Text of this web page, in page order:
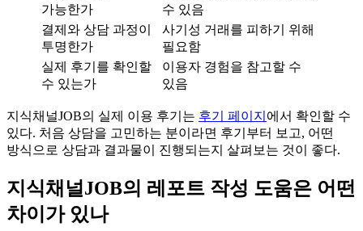
가능한가
수 있음
결제와 상담 과정이
투명한가
사기성 거래를 피하기 위해
필요함
실제 후기를 확인할
수 있는가
이용자 경험을 참고할 수
있음
지식채널JOB의 실제 이용 후기는 후기 페이지 에서 확인할 수
있다. 처음 상담을 고민하는 분이라면 후기부터 보고, 어떤
방식으로 상담과 결과물이 진행되는지 살펴보는 것이 좋다.
지식채널JOB의 레포트 작성 도움은 어떤
차이가 있나